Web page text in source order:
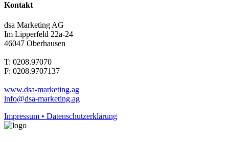
Kontakt
dsa Marketing AG
Im Lipperfeld 22a-24
46047 Oberhausen
T: 0208.97070
F: 0208.9707137
www.dsa-marketing.ag
info@dsa-marketing.ag
Impressum • Datenschutzerklärung